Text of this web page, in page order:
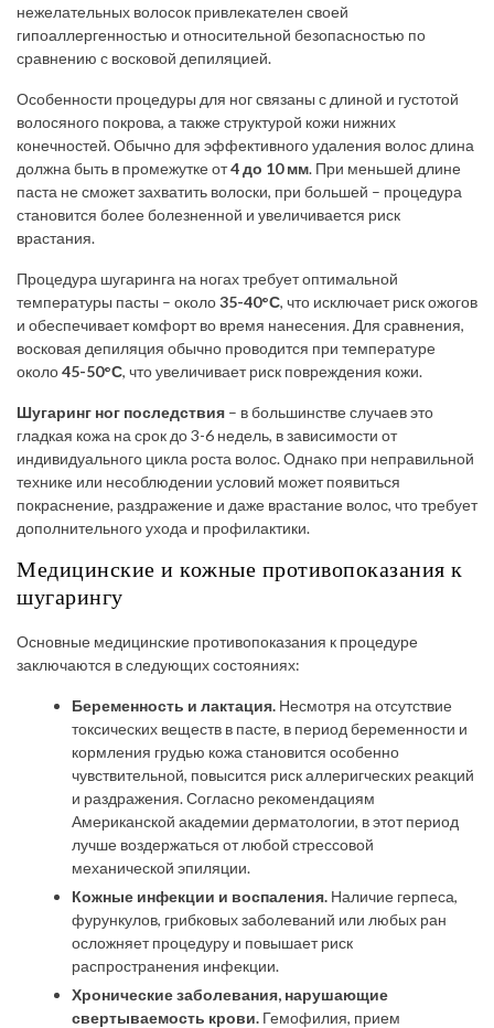
нежелательных волосок привлекателен своей
гипоаллергенностью и относительной безопасностью по
сравнению с восковой депиляцией.
Особенности процедуры для ног связаны с длиной и густотой
волосяного покрова, а также структурой кожи нижних
конечностей. Обычно для эффективного удаления волос длина
должна быть в промежутке от4 до 10 мм. При меньшей длине
паста не сможет захватить волоски, при большей – процедура
становится более болезненной и увеличивается риск
врастания.
Процедура шугаринга на ногах требует оптимальной
температуры пасты – около35-40°С, что исключает риск ожогов
и обеспечивает комфорт во время нанесения. Для сравнения,
восковая депиляция обычно проводится при температуре
около45-50°С, что увеличивает риск повреждения кожи.
Шугаринг ног последствия – в большинстве случаев это
гладкая кожа на срок до 3-6 недель, в зависимости от
индивидуального цикла роста волос. Однако при неправильной
технике или несоблюдении условий может появиться
покраснение, раздражение и даже врастание волос, что требует
дополнительного ухода и профилактики.
Медицинские и кожные противопоказания к
шугарингу
Основные медицинские противопоказания к процедуре
заключаются в следующих состояниях:
Беременность и лактация. Несмотря на отсутствие
токсических веществ в пасте, в период беременности и
кормления грудью кожа становится особенно
чувствительной, повысится риск аллеригческих реакций
и раздражения. Согласно рекомендациям
Американской академии дерматологии, в этот период
лучше воздержаться от любой стрессовой
механической эпиляции.
Кожные инфекции и воспаления. Наличие герпеса,
фурункулов, грибковых заболеваний или любых ран
осложняет процедуру и повышает риск
распространения инфекции.
Хронические заболевания, нарушающие
свертываемость крови. Гемофилия, прием